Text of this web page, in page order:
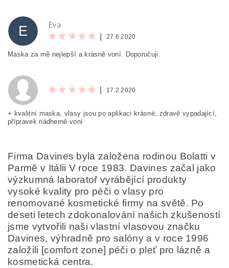
E Eva
27.6.2020
Maska za mě nejlepší a krásně voní. Doporučuji.
17.2.2020
+ kvalitní maska, vlasy jsou po aplikaci krásné, zdravě vypadající,
přípravek nádherně voní
Firma Davines byla založena rodinou Bolatti v
Parmě v Itálii V roce 1983. Davines začal jako
výzkumná laboratoř vyrábějící produkty
vysoké kvality pro péči o vlasy pro
renomované kosmetické firmy na světě. Po
deseti letech zdokonalování našich zkušeností
jsme vytvořili naši vlastní vlasovou značku
Davines, výhradně pro salóny a v roce 1996
založili [comfort zone] péči o pleť pro lázně a
kosmetická centra.